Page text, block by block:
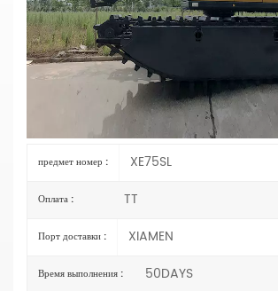
Экскаваторы-амфибии — это
экскаваторы, используемые на суше,
болотах и глубоководных участках.
Комплект поплавка для
Пара основных понтонов, цепи,
кронштейны экскаватора, 2 балки,
маслопроводов
предмет номер : XE75SL
Оплата : TT
Порт доставки : XIAMEN
Время выполнения : 50DAYS